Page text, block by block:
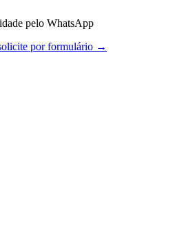
pelo WhatsApp
por formulário →